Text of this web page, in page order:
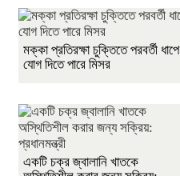
মক্কা প্রতিরক্ষা চুক্তিতে পরবর্তী ধাপে
যোগ দিতে পারে মিসর
একটি চক্র জ্বালানি খাতকে